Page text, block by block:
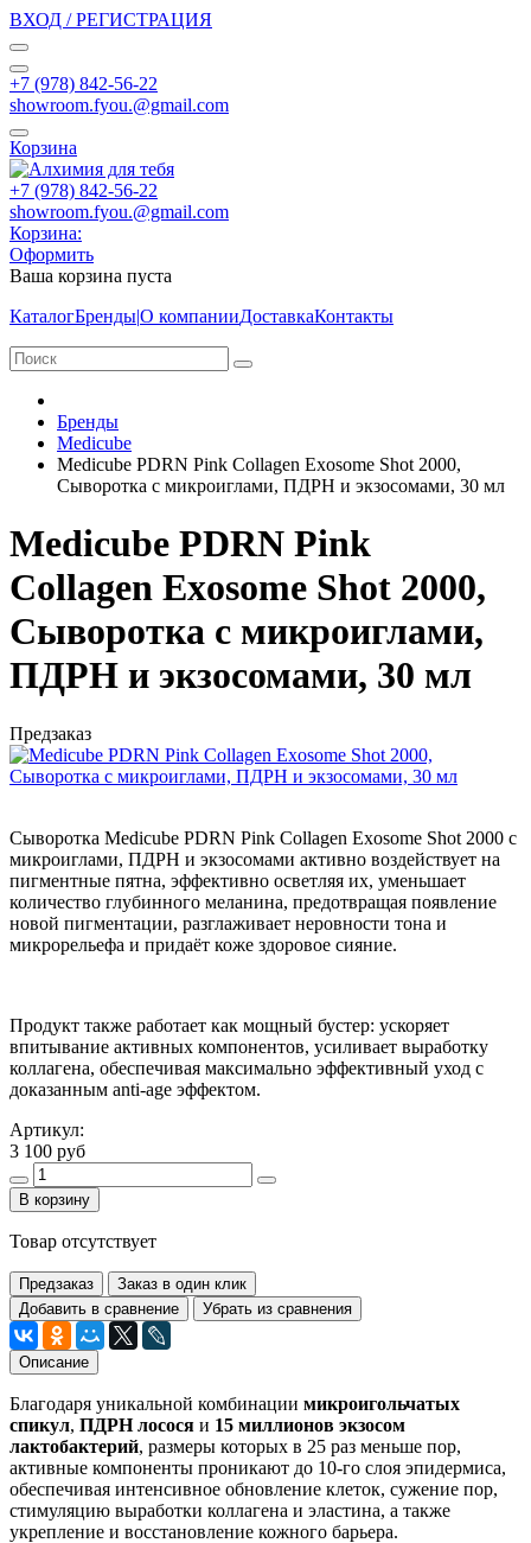
ВХОД / РЕГИСТРАЦИЯ
+7 (978) 842-56-22
showroom.fyou.@gmail.com
Корзина
+7 (978) 842-56-22
showroom.fyou.@gmail.com
Корзина:
Оформить
Ваша корзина пуста
КаталогБренды|О компанииДоставкаКонтакты
Бренды
Medicube
Medicube PDRN Pink Collagen Exosome Shot 2000,
Сыворотка с микроиглами, ПДРН и экзосомами, 30 мл
Medicube PDRN Pink
Collagen Exosome Shot 2000,
Сыворотка с микроиглами,
ПДРН и экзосомами, 30 мл
Предзаказ
Сыворотка Medicube PDRN Pink Collagen Exosome Shot 2000 с
микроиглами, ПДРН и экзосомами активно воздействует на
пигментные пятна, эффективно осветляя их, уменьшает
количество глубинного меланина, предотвращая появление
новой пигментации, разглаживает неровности тона и
микрорельефа и придаёт коже здоровое сияние.
Продукт также работает как мощный бустер: ускоряет
впитывание активных компонентов, усиливает выработку
коллагена, обеспечивая максимально эффективный уход с
доказанным anti-age эффектом.
Артикул:
3 100 руб
В корзину
Товар отсутствует
Предзаказ
Заказ в один клик
Добавить в сравнение
Убрать из сравнения
Описание
Благодаря уникальной комбинации микроигольчатых
спикул, ПДРН лосося и 15 миллионов экзосом
лактобактерий, размеры которых в 25 раз меньше пор,
активные компоненты проникают до 10-го слоя эпидермиса,
обеспечивая интенсивное обновление клеток, сужение пор,
стимуляцию выработки коллагена и эластина, а также
укрепление и восстановление кожного барьера.